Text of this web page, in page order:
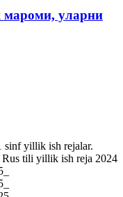
мароми, уларни
sinf yillik ish rejalar.
tili yillik ish reja 2024